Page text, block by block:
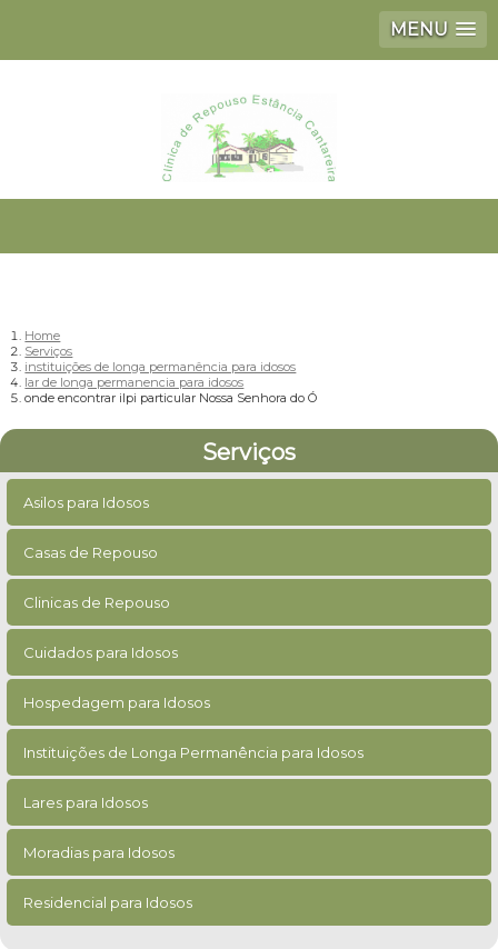
MENU
Home
Serviços
instituições de longa permanência para idosos
lar de longa permanencia para idosos
onde encontrar ilpi particular Nossa Senhora do Ó
Serviços
Asilos para Idosos
Casas de Repouso
Clinicas de Repouso
Cuidados para Idosos
Hospedagem para Idosos
Instituições de Longa Permanência para Idosos
Lares para Idosos
Moradias para Idosos
Residencial para Idosos